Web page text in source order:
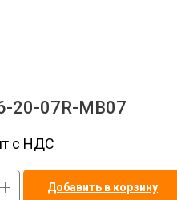
20-07R-MB07
c НДС
Добавить в корзину